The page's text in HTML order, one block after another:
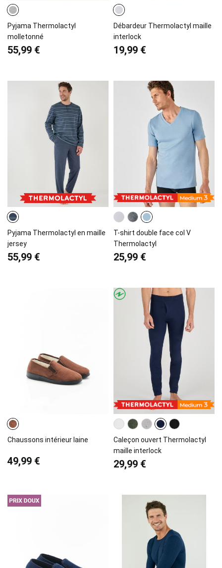
Pyjama Thermolactyl
molletonné
55,99 €
Débardeur Thermolactyl maille
interlock
19,99 €
Pyjama Thermolactyl en maille
jersey
55,99 €
T-shirt double face col V
Thermolactyl
25,99 €
Chaussons intérieur laine
49,99 €
Caleçon ouvert Thermolactyl
maille interlock
29,99 €